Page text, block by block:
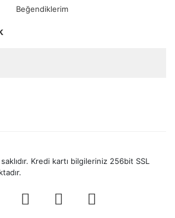
Beğendiklerim
Kredi kartı bilgileriniz 256bit SSL